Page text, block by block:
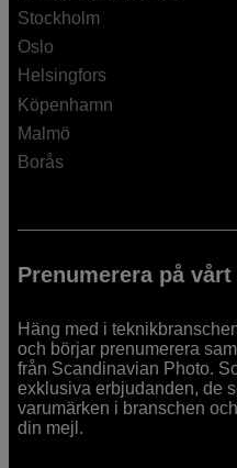
Stockholm
Oslo
Helsingfors
Köpenhamn
Malmö
Borås
Prenumerera på
Häng med i
och börjar prenumerera
från Scandinavian Photo.
exklusiva erbjudanden, de
varumärken i branschen
din mejl.